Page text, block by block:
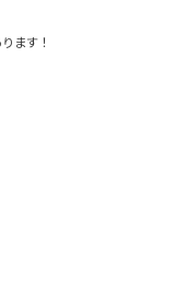
ます！